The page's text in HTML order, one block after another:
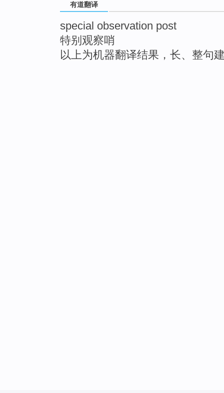
有道翻译
special observation post
特别观察哨
以上为机器翻译结果，长、整句